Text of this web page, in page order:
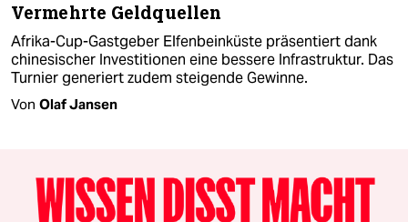
Vermehrte Geldquellen
Afrika-Cup-Gastgeber Elfenbeinküste präsentiert dank
chinesischer Investitionen eine bessere Infrastruktur. Das
Turnier generiert zudem steigende Gewinne.
Von Olaf Jansen